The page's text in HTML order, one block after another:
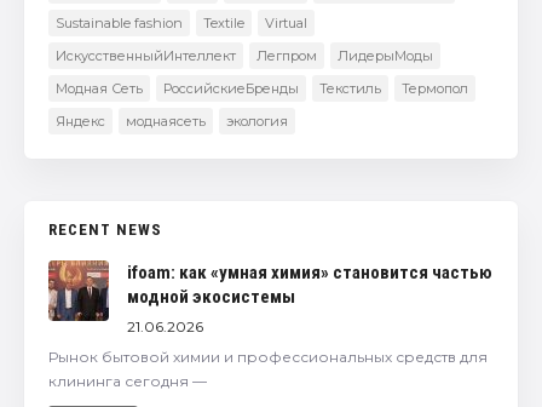
Sustainable fashion
Textile
Virtual
ИскусственныйИнтеллект
Легпром
ЛидерыМоды
Модная Сеть
РоссийскиеБренды Текстиль
Термопол
Яндекс
моднаясеть экология
RECENT NEWS
ifoam: как «умная химия» становится частью
модной экосистемы
21.06.2026
Рынок бытовой химии и профессиональных средств для
клининга сегодня —